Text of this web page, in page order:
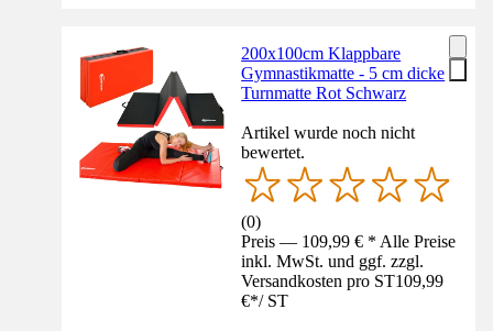
200x100cm Klappbare
Gymnastikmatte - 5 cm dicke
Turnmatte Rot Schwarz
Artikel wurde noch nicht
bewertet.
(0)
Preis — 109,99 € * Alle Preise
inkl. MwSt. und ggf. zzgl.
Versandkosten pro ST109,99
€*/ ST